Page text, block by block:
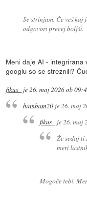
Se strinjam. Če veš kaj
odgovori precej boljši.
Meni daje AI -
googlu so se streznili?
fikus_ je26. maj 2026 ob
bambam20je26. maj
fikus_ je26. maj
Že sedaj ti
meri
Mogoče tebi.